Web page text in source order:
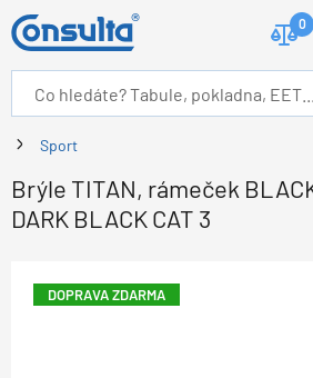
0
Sport
Brýle TITAN, rámeček
DARK BLACK CAT 3
DOPRAVA ZDARMA